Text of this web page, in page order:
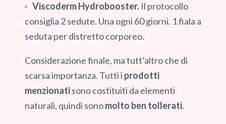
Viscoderm Hydrobooster. Il protocollo
consiglia 2 sedute. Una ogni 60 giorni. 1 fiala a
seduta per distretto corporeo.
Considerazione finale, ma tutt’altro che di
scarsa importanza. Tutti i prodotti
menzionatisono costituiti da elementi
naturali, quindi sonomolto ben tollerati.